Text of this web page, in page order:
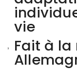
vie
Fait à la